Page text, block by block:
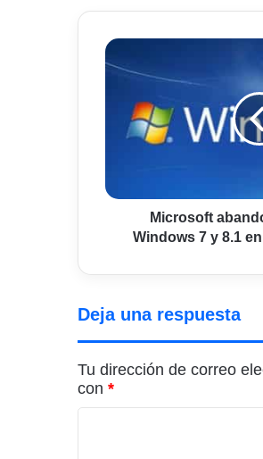
Microsoft
abandona
soporte
Windows
8.1
oficiales
Microsoft
Windows 7 y 8.1
Deja una respuesta
Tu dirección de correo
con *